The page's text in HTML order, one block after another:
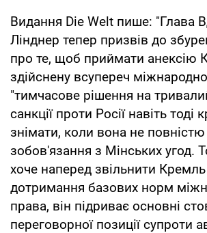
Видання Die Welt пише: "Глава
Лінднер тепер призвів до
про те, щоб приймати анексію
здійснену всупереч
"тимчасове рішення на
санкції проти Росії навіть
знімати, коли вона не
зобов'язання з Мінських угод.
хоче наперед звільнити Кремль
дотримання базових норм
права, він підриває основні
переговорної позиції супроти